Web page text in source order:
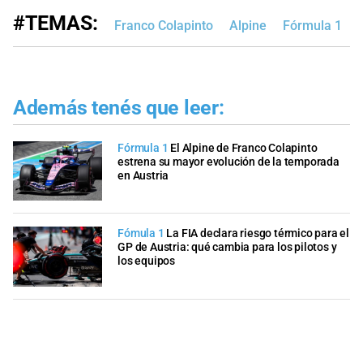
#TEMAS: Franco Colapinto Alpine Fórmula 1
Además tenés que leer:
Fórmula 1 El Alpine de Franco Colapinto
estrena su mayor evolución de la temporada
en Austria
Fómula 1 La FIA declara riesgo térmico para el
GP de Austria: qué cambia para los pilotos y
los equipos